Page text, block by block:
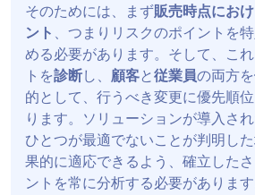
そのためには、まず販売時点にお
ント 、つまりリスクのポイントを
める必要があります。そして、こ
トを診断し、 顧客と従業員の両方を
的として、行うべき変更に優先順
ります。ソリューションが導入さ
ひとつが最適でないことが判明し
果的に適応できるよう、確立した
ントを常に分析する必要があります